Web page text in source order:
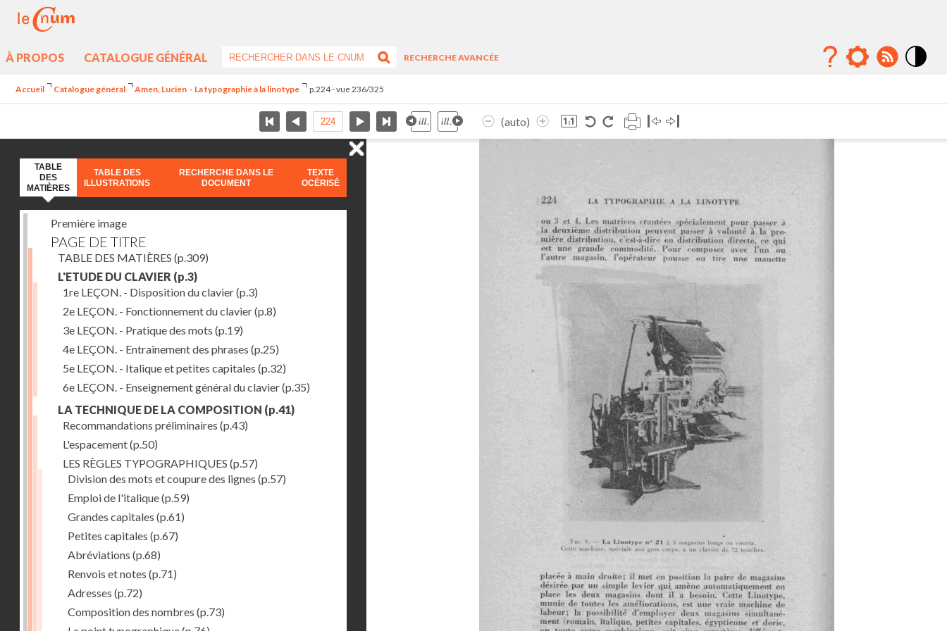
À PROPOS CATALOGUE GÉNÉRAL
RECHERCHE AVANCÉE
Accueil Catalogue général Amen, Lucien - La typographie à la linotype p.224 - vue 236/325
(auto)
TABLE
DES
MATIÈRES
TABLE DES
ILLUSTRATIONS
RECHERCHE DANS LE
DOCUMENT
TEXTE
OCÉRISÉ
Première image
PAGE DE TITRE
TABLE DES MATIÈRES (p.309)
L'ETUDE DU CLAVIER (p.3)
1re LEÇON. - Disposition du clavier(p.3)
2e LEÇON. - Fonctionnement du clavier(p.8)
3e LEÇON. - Pratique des mots (p.19)
4e LEÇON. - Entraînement des phrases (p.25)
5e LEÇON. - Italique et petites capitales (p.32)
6e LEÇON. - Enseignement général du clavier(p.35)
LA TECHNIQUE DE LA COMPOSITION (p.41)
Recommandations préliminaires (p.43)
L'espacement(p.50)
LES RÈGLES TYPOGRAPHIQUES (p.57)
Division des mots et coupure des lignes (p.57)
Emploi de l'italique(p.59)
Grandes capitales (p.61)
Petites capitales (p.67)
Abréviations (p.68)
Renvois et notes (p.71)
Adresses (p.72)
Composition des nombres (p.73)